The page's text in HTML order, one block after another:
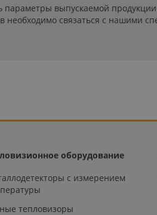
выпускаемой
необходимо связаться с нашими
оборудование
с измерением
тепловизоры